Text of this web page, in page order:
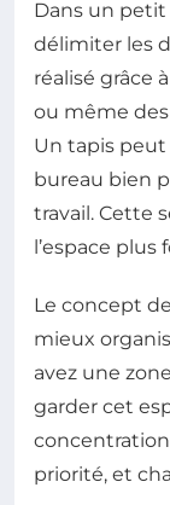
Dans un petit
délimiter les
réalisé grâce
ou même des
Un tapis peut
bureau bien
travail. Cette
l’espace
Le concept
mieux
avez une
garder cet
priorité, et